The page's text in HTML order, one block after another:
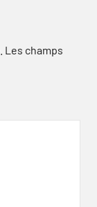
Les champs